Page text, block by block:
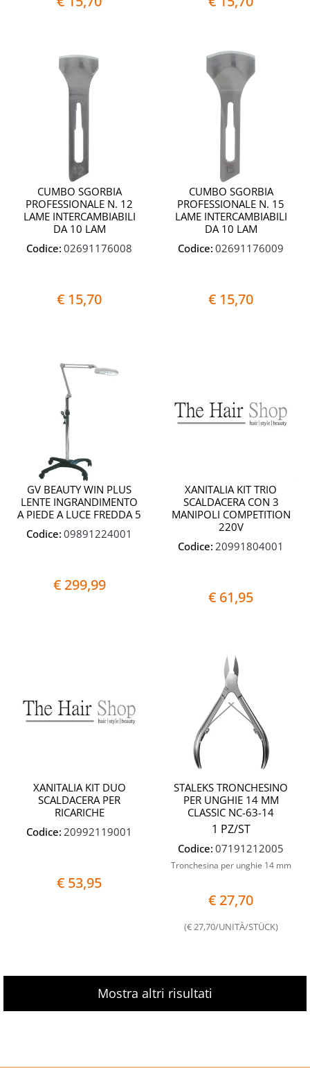
CUMBO SGORBIA
PROFESSIONALE N. 12
LAME INTERCAMBIABILI
DA 10 LAM
Codice: 02691176008
€ 15,70
CUMBO SGORBIA
PROFESSIONALE N. 15
LAME INTERCAMBIABILI
DA 10 LAM
Codice: 02691176009
€ 15,70
GV BEAUTY WIN PLUS
LENTE INGRANDIMENTO
A PIEDE A LUCE FREDDA 5
Codice: 09891224001
€ 299,99
XANITALIA KIT TRIO
SCALDACERA CON 3
MANIPOLI COMPETITION
220V
Codice: 20991804001
€ 61,95
XANITALIA KIT DUO
SCALDACERA PER
RICARICHE
Codice: 20992119001
€ 53,95
STALEKS TRONCHESINO
PER UNGHIE 14 MM
CLASSIC NC-63-14
1 PZ/ST
Codice: 07191212005
Tronchesina per unghie 14 mm
€ 27,70
(€ 27,70/UNITÀ/STÜCK)
Mostra altri risultati